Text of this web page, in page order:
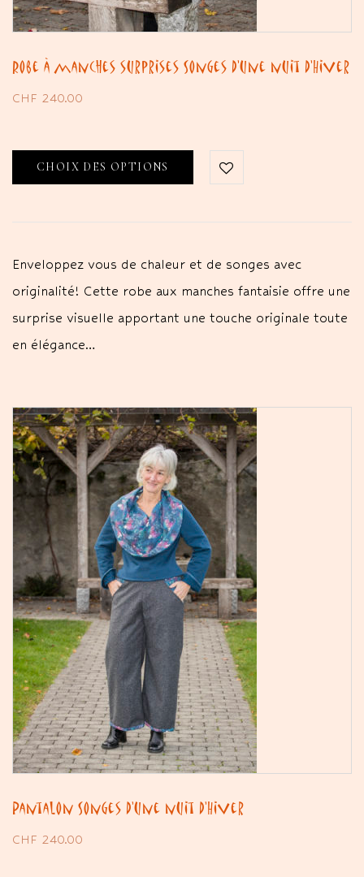
Robe à manches surprises Songes d’une nuit d’Hiver
CHF 240.00
CHOIX DES OPTIONS
Enveloppez vous de chaleur et de songes avec
originalité! Cette robe aux manches fantaisie offre une
surprise visuelle apportant une touche originale toute
en élégance…
Pantalon Songes d’une nuit d’Hiver
CHF 240.00